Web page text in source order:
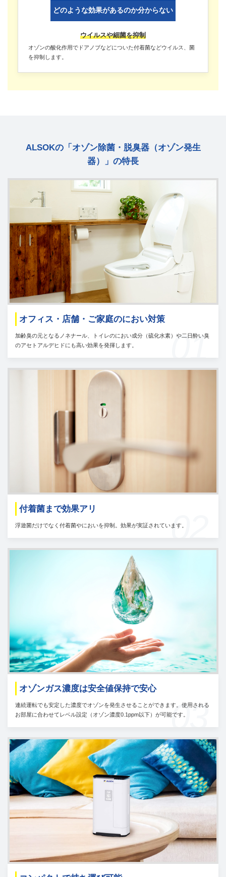
どのような効果があるのか分からない
ウイルスや細菌を抑制
オゾンの酸化作用でドアノブなどについた付着菌などウイルス、菌
を抑制します。
ALSOKの「オゾン除菌・脱臭器（オゾン発生
器）」の特長
01
オフィス・店舗・ご家庭のにおい対策
加齢臭の元となるノネナール、トイレのにおい成分（硫化水素）や二日酔い臭
のアセトアルデヒドにも高い効果を発揮します。
02
付着菌まで効果アリ
浮遊菌だけでなく付着菌やにおいを抑制。効果が実証されています。
03
オゾンガス濃度は安全値保持で安心
連続運転でも安定した濃度でオゾンを発生させることができます。使用される
お部屋に合わせてレベル設定（オゾン濃度0.1ppm以下）が可能です。